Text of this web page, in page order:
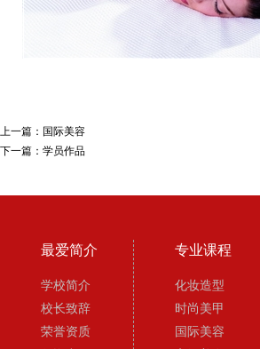
上一篇： 国际美容
下一篇： 学员作品
最爱简介
学校简介
校长致辞
荣誉资质
专业课程
化妆造型
时尚美甲
国际美容